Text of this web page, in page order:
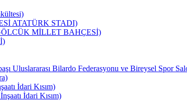
ATATÜRK STADI)
MİLLET BAHÇESİ)
Bilardo Federasyonu ve Bireysel Spor
İdari Kısım)
İdari Kısım)